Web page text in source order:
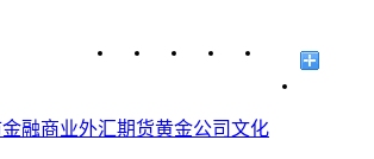
金融商业外汇期货黄金公司文化